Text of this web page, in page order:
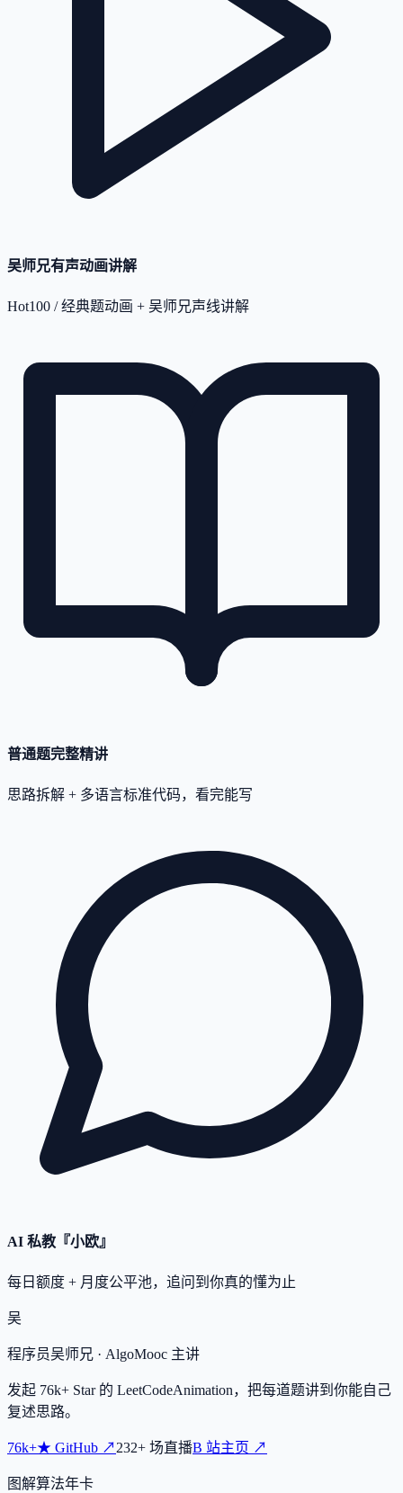
吴师兄有声动画讲解
Hot100 / 经典题动画 + 吴师兄声线讲解
普通题完整精讲
思路拆解 + 多语言标准代码，看完能写
AI 私教『小欧』
每日额度 + 月度公平池，追问到你真的懂为止
吴
程序员吴师兄 · AlgoMooc 主讲
发起 76k+ Star 的 LeetCodeAnimation，把每道题讲到你能自己
复述思路。
76k+★ GitHub ↗232+ 场直播B 站主页 ↗
图解算法年卡